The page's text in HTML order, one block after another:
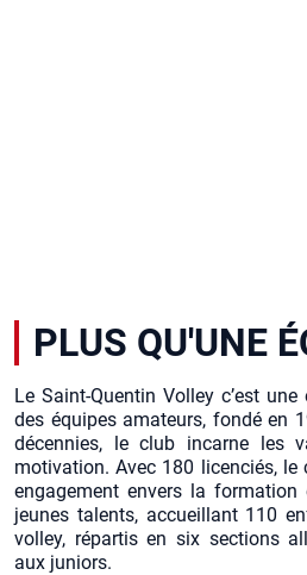
PLUS QU'UNE
Le Saint-Quentin Volley c’est
des équipes amateurs, fondé en
décennies, le club incarne les
motivation. Avec 180 licenciés,
engagement envers la formation
jeunes talents, accueillant 110
volley, répartis en six sections
aux juniors.